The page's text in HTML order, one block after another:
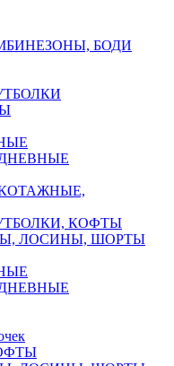
БОДИ
КОФТЫ
ЛОСИНЫ, ШОРТЫ